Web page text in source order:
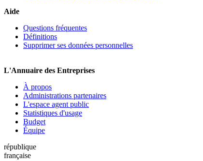
Aide
Questions fréquentes
Définitions
Supprimer ses données personnelles
L'Annuaire des Entreprises
À propos
Administrations partenaires
L'espace agent public
Statistiques d'usage
Budget
Équipe
république
française